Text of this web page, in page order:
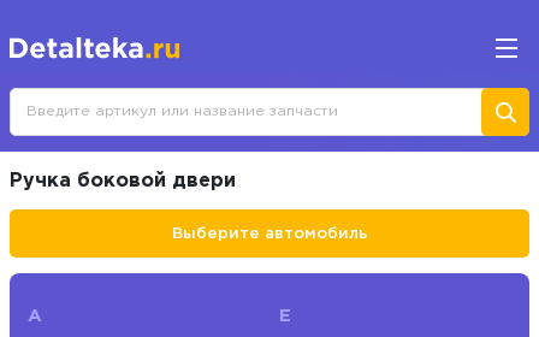
Ручка боковой двери
Выберите автомобиль
A E